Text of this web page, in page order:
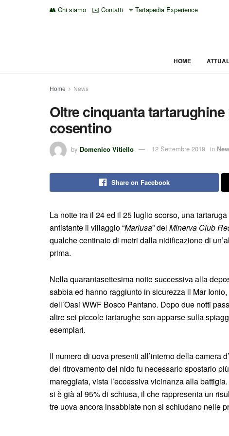
👥 Chi siamo ✉️ Contatti ⭐ Tartapedia Experience
HOME
Home News
Oltre cinquanta
cosentino
by Domenico Vitiello 12 Settembre 2019 in
Share on Facebook
La notte tra il 24 ed il 25 luglio scorso, una
antistante il villaggio “Marlusa” del Minerva Club
qualche centinaio di metri dalla nidificazione di
prima.
Nella quarantasettesima notte successiva alla
sabbia ed hanno raggiunto in sicurezza il Mar
dell’Oasi WWF Bosco Pantano. Dopo due notti
altre sei piccole tartarughe son apparse sulla
esemplari.
Il numero di uova presenti all’interno della camera
del ritrovamento del nido fu necessario spostarlo
mareggiata, vista l’eccessiva vicinanza alla
si è già al 95% di schiusa, il che rappresenta un
tre uova ancora insabbiate non si schiudano nelle